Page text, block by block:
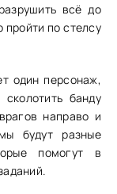
всё до
пройти по стелсу
один персонаж,
банду
направо и
будут разные
помогут в